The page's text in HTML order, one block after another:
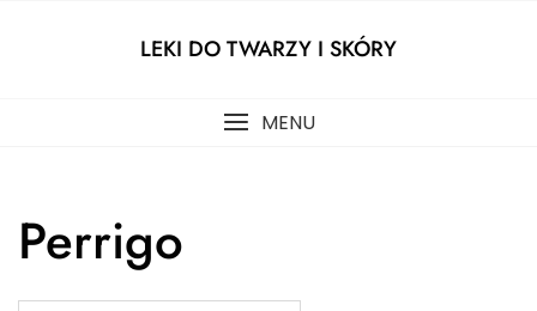
LEKI DO TWARZY I SKÓRY
MENU
Perrigo